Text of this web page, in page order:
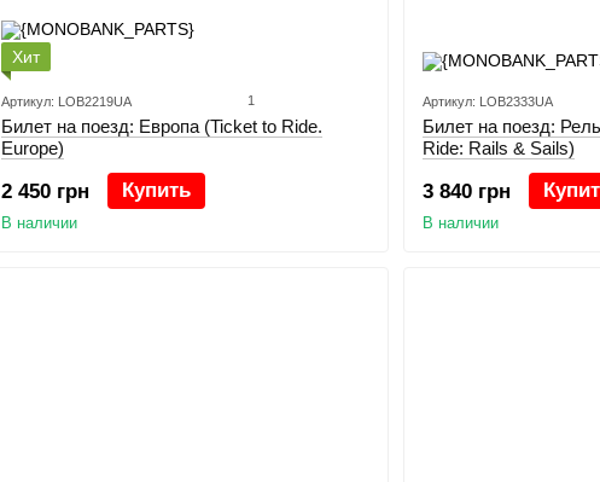
Хит
Артикул: LOB2219UA 1
Билет на поезд: Европа (Ticket to Ride.
Europe)
2 450 грн Купить
В наличии
Артикул: LOB2333UA
Билет на поезд:
Ride: Rails & Sails)
3 840 грн
В наличии